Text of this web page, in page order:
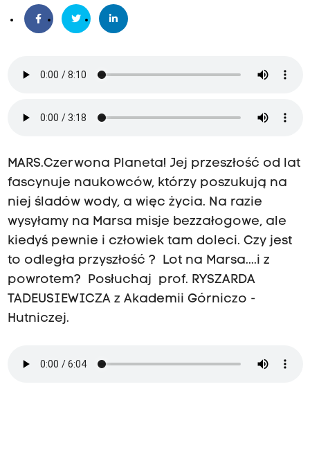
MARS.Czerwona Planeta! Jej przeszłość od lat
fascynuje naukowców, którzy poszukują na
niej śladów wody, a więc życia. Na razie
wysyłamy na Marsa misje bezzałogowe, ale
kiedyś pewnie i człowiek tam doleci. Czy jest
to odległa przyszłość ? Lot na Marsa....i z
powrotem? Posłuchaj prof. RYSZARDA
TADEUSIEWICZA z Akademii Górniczo -
Hutniczej.